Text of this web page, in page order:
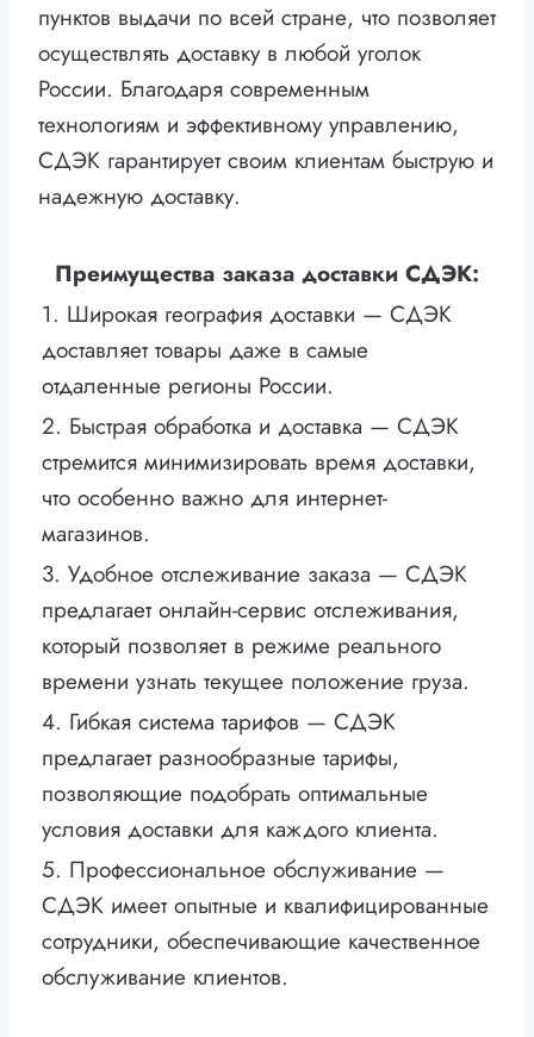
пунктов выдачи по всей стране, что позволяет
осуществлять доставку в любой уголок
России. Благодаря современным
технологиям и эффективному управлению,
СДЭК гарантирует своим клиентам быструю и
надежную доставку.
Преимущества заказа доставки СДЭК:
1. Широкая география доставки — СДЭК
доставляет товары даже в самые
отдаленные регионы России.
2. Быстрая обработка и доставка — СДЭК
стремится минимизировать время доставки,
что особенно важно для интернет-
магазинов.
3. Удобное отслеживание заказа — СДЭК
предлагает онлайн-сервис отслеживания,
который позволяет в режиме реального
времени узнать текущее положение груза.
4. Гибкая система тарифов — СДЭК
предлагает разнообразные тарифы,
позволяющие подобрать оптимальные
условия доставки для каждого клиента.
5. Профессиональное обслуживание —
СДЭК имеет опытные и квалифицированные
сотрудники, обеспечивающие качественное
обслуживание клиентов.